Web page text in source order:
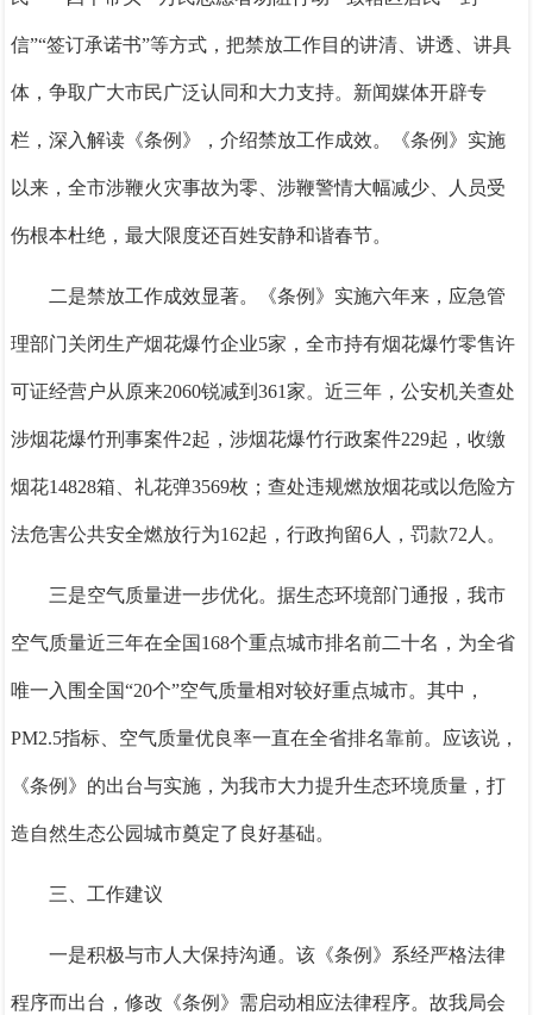
信”“签订承诺书”等方式，把禁放工作目的讲清、讲透、讲具
体，争取广大市民广泛认同和大力支持。新闻媒体开辟专
栏，深入解读《条例》，介绍禁放工作成效。《条例》实施
以来，全市涉鞭火灾事故为零、涉鞭警情大幅减少、人员受
伤根本杜绝，最大限度还百姓安静和谐春节。
二是禁放工作成效显著。 《条例》实施六年来，应急管
理部门关闭生产烟花爆竹企业5家，全市持有烟花爆竹零售许
可证经营户从原来2060锐减到361家。近三年，公安机关查处
涉烟花爆竹刑事案件2起，涉烟花爆竹行政案件229起，收缴
烟花14828箱、礼花弹3569枚；查处违规燃放烟花或以危险方
法危害公共安全燃放行为162起，行政拘留6人，罚款72人。
三是空气质量进一步优化。据生态环境部门通报，我市
空气质量近三年在全国 168个重点城市排名前二十名，为全省
唯一入围全国“20个”空气质量相对较好重点城市。其中，
PM2.5指标、空气质量优良率一直在全省排名靠前。应该说，
《条例》的出台与实施，为我市大力提升生态环境质量，打
造自然生态公园城市奠定了良好基础。
三、 工作建议
一是积极与市人大保持沟通。该《条例》系经严格法律
程序而出台，修改《条例》需启动相应法律程序。故我局会